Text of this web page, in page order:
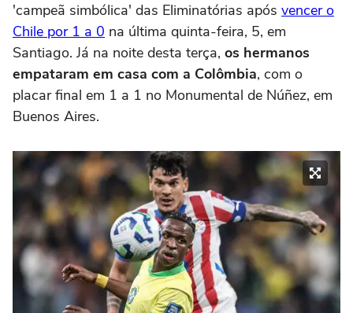
'campeã simbólica' das Eliminatórias após vencer o
Chile por 1 a 0 na última quinta-feira, 5, em
Santiago. Já na noite desta terça, os hermanos
empataram em casa com a Colômbia, com o
placar final em 1 a 1 no Monumental de Núñez, em
Buenos Aires.